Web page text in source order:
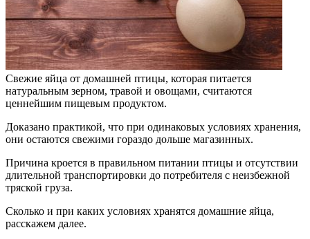
Свежие яйца от домашней птицы, которая питается
натуральным зерном, травой и овощами, считаются
ценнейшим пищевым продуктом.
Доказано практикой, что при одинаковых условиях хранения,
они остаются свежими гораздо дольше магазинных.
Причина кроется в правильном питании птицы и отсутствии
длительной транспортировки до потребителя с неизбежной
тряской груза.
Сколько и при каких условиях хранятся домашние яйца,
расскажем далее.